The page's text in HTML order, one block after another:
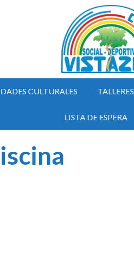
CULTURALES TALLERES
LISTA DE ESPERA